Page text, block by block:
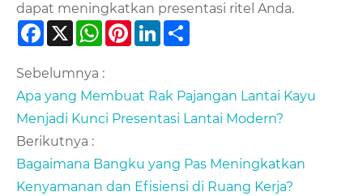
dapat meningkatkan presentasi ritel Anda.
Facebook
X WhatsApp
PinterestLinkedIn
Sebelumnya :
Apa yang Membuat Rak Pajangan Lantai Kayu
Menjadi Kunci Presentasi Lantai Modern?
Berikutnya :
Bagaimana Bangku yang Pas Meningkatkan
Kenyamanan dan Efisiensi di Ruang Kerja?